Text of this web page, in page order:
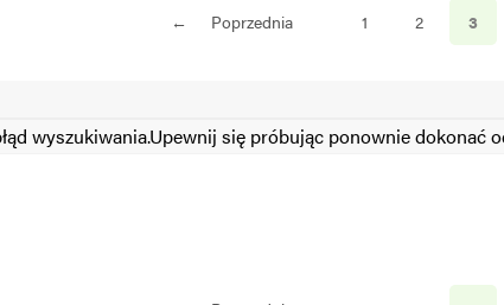
← Poprzednia 1 2 3
wyszukiwania.Upewnij się próbując ponownie dokonać